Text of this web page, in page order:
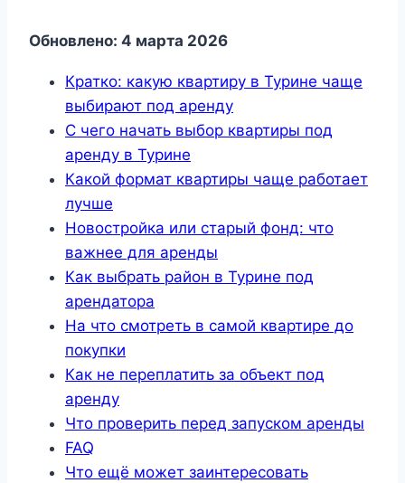
Обновлено: 4 марта 2026
Кратко: какую квартиру в Турине чаще
выбирают под аренду
С чего начать выбор квартиры под
аренду в Турине
Какой формат квартиры чаще работает
лучше
Новостройка или старый фонд: что
важнее для аренды
Как выбрать район в Турине под
арендатора
На что смотреть в самой квартире до
покупки
Как не переплатить за объект под
аренду
Что проверить перед запуском аренды
FAQ
Что ещё может заинтересовать